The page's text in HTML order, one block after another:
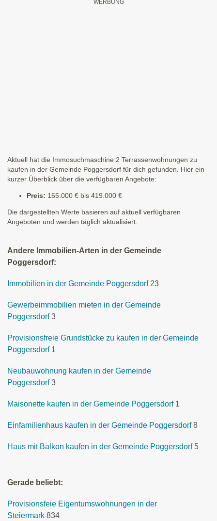
Aktuell hat die Immosuchmaschine 2 Terrassenwohnungen zu
kaufen in der Gemeinde Poggersdorf für dich gefunden. Hier ein
kurzer Überblick über die verfügbaren Angebote:
Preis: 165.000 € bis 419.000 €
Die dargestellten Werte basieren auf aktuell verfügbaren
Angeboten und werden täglich aktualisiert.
Andere Immobilien-Arten in der Gemeinde
Poggersdorf:
Immobilien in der Gemeinde Poggersdorf 23
Gewerbeimmobilien mieten in der Gemeinde
Poggersdorf 3
Provisionsfreie Grundstücke zu kaufen in der Gemeinde
Poggersdorf 1
Neubauwohnung kaufen in der Gemeinde
Poggersdorf 3
Maisonette kaufen in der Gemeinde Poggersdorf 1
Einfamilienhaus kaufen in der Gemeinde Poggersdorf 8
Haus mit Balkon kaufen in der Gemeinde Poggersdorf 5
Gerade beliebt:
Provisionsfeie Eigentumswohnungen in der
Steiermark 834